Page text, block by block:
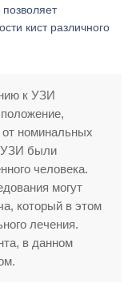
кист различного
к УЗИ
от номинальных
УЗИ были
человека.
могут
который в этом
лечения.
в данном